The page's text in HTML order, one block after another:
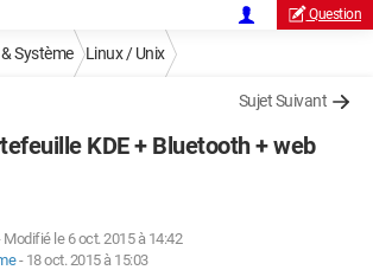
Question
Système Linux / Unix
Sujet Suivant
KDE + Bluetooth + web
Modifié le 6 oct. 2015 à 14:42
- 18 oct. 2015 à 15:03